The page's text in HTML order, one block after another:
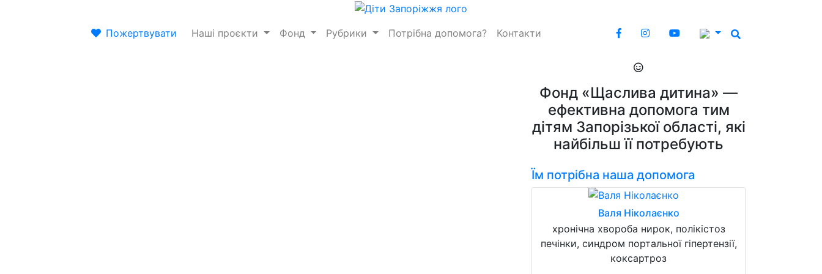
Пожертвувати Наші проєкти Фонд Рубрики Потрібна допомога? Контакти
Фонд «Щаслива дитина» —
ефективна допомога тим
дітям Запорізької області, які
найбільш її потребують
Їм потрібна наша допомога
Валя Ніколаєнко
хронічна хвороба нирок, полікістоз
печінки, синдром портальної гіпертензії,
коксартроз